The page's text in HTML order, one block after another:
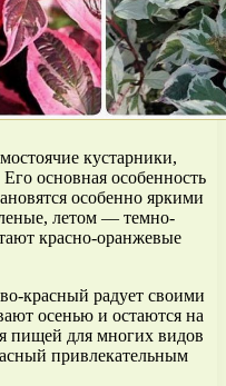
кустарники,
основная особенность
особенно яркими
летом — темно-
красно-оранжевые
красный радует своими
осенью и остаются на
пищей для многих видов
привлекательным